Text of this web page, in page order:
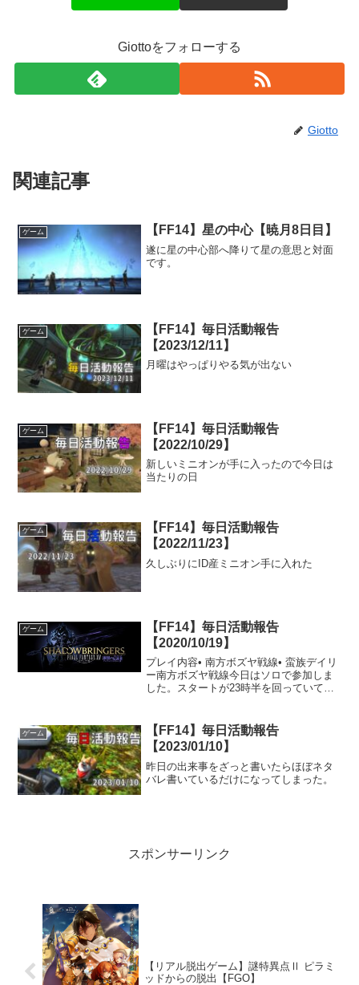
Giottoをフォローする
Giotto
関連記事
ゲーム 【FF14】星の中心【暁月8日目】
遂に星の中心部へ降りて星の意思と対面
です。
ゲーム
【FF14】毎日活動報告
【2023/12/11】
月曜はやっぱりやる気が出ない
ゲーム
【FF14】毎日活動報告
【2022/10/29】
新しいミニオンが手に入ったので今日は
当たりの日
ゲーム
【FF14】毎日活動報告
【2022/11/23】
久しぶりにID産ミニオン手に入れた
ゲーム
【FF14】毎日活動報告
【2020/10/19】
プレイ内容• 南方ボズヤ戦線• 蛮族デイリ
ー南方ボズヤ戦線今日はソロで参加しま
した。スタートが23時半を回っていて、1
に時間を使えたと思います。これまでの
攻城戦は全てF...
ゲーム
【FF14】毎日活動報告
【2023/01/10】
昨日の出来事をざっと書いたらほぼネタ
バレ書いているだけになってしまった。
スポンサーリンク
【リアル脱出ゲーム】謎特異点Ⅱ ピラミ
ッドからの脱出【FGO】